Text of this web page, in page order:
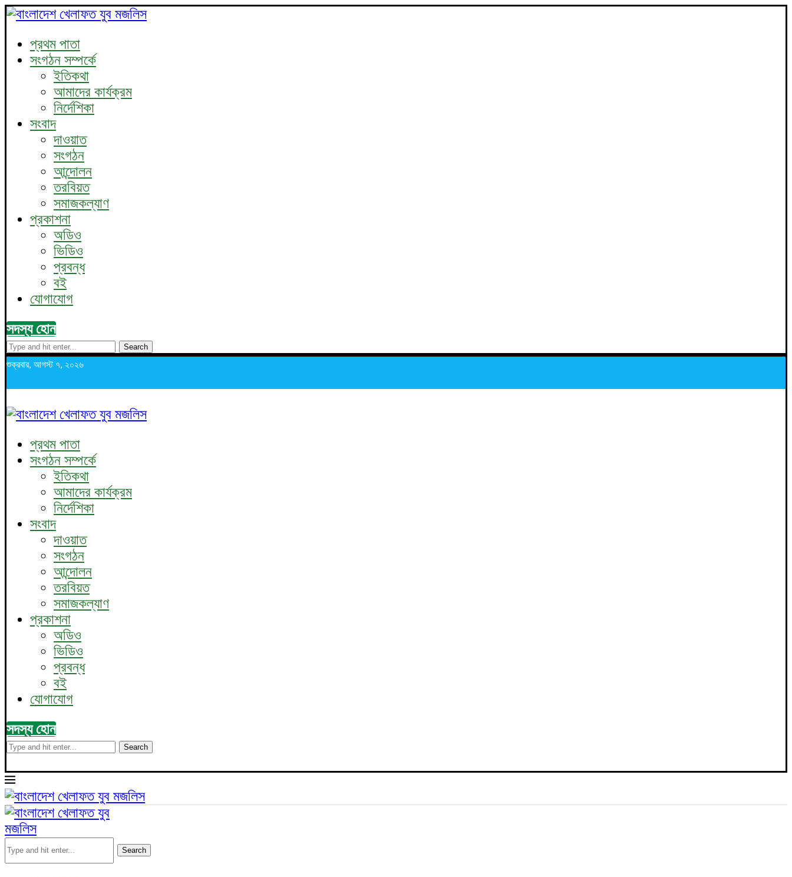
প্রথম পাতা
সংগঠন সম্পর্কে
ইতিকথা
আমাদের কার্যক্রম
নির্দেশিকা
সংবাদ
দাওয়াত
সংগঠন
আন্দোলন
তরবিয়ত
সমাজকল্যাণ
প্রকাশনা
অডিও
ভিডিও
প্রবন্ধ
বই
যোগাযোগ
সদস্য হোন
Search
শুক্রবার, আগস্ট ৭, ২০২৬
প্রথম পাতা
সংগঠন সম্পর্কে
ইতিকথা
আমাদের কার্যক্রম
নির্দেশিকা
সংবাদ
দাওয়াত
সংগঠন
আন্দোলন
তরবিয়ত
সমাজকল্যাণ
প্রকাশনা
অডিও
ভিডিও
প্রবন্ধ
বই
যোগাযোগ
সদস্য হোন
Search
Search